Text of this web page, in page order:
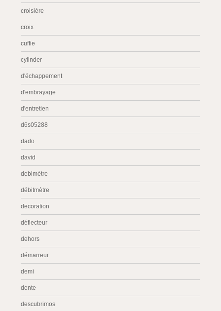
croisière
croix
cuffie
cylinder
d'échappement
d'embrayage
d'entretien
d6s05288
dado
david
debimétre
débitmètre
decoration
déflecteur
dehors
démarreur
demi
dente
descubrimos